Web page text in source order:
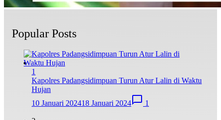
Popular Posts
1
Kapolres Padangsidimpuan Turun Atur Lalin di Waktu
Hujan
10 Januari 202418 Januari 2024 1